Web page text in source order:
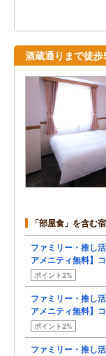
酒蔵通りまで徒
「部屋食」を含む
ファミリー・推し
アメニティ無料】
ポイント2%
ファミリー・推し
アメニティ無料】
ポイント2%
ファミリー・推し